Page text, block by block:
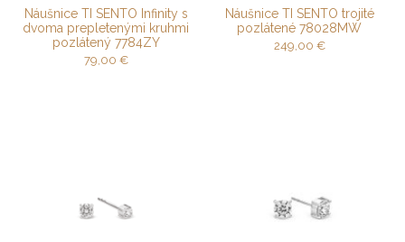
Náušnice TI SENTO Infinity s
dvoma prepletenými kruhmi
pozlátený 7784ZY
79,00 €
Náušnice TI SENTO trojité
pozlátené 78028MW
249,00 €